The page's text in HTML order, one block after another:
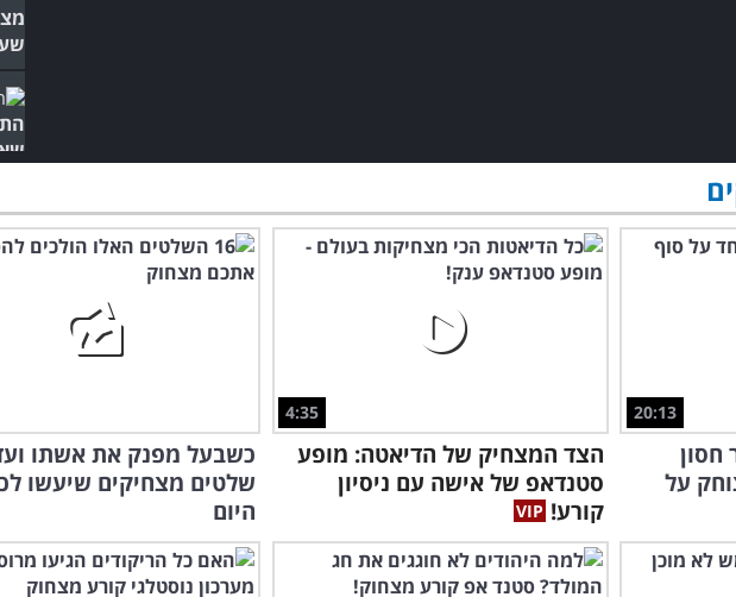
20:13
על
4:35
הצד המצחיק של הדיאטה: מופע
סטנדאפ של אישה עם ניסיון
קורע!
שלטים מצחיקים שיעשו
היום